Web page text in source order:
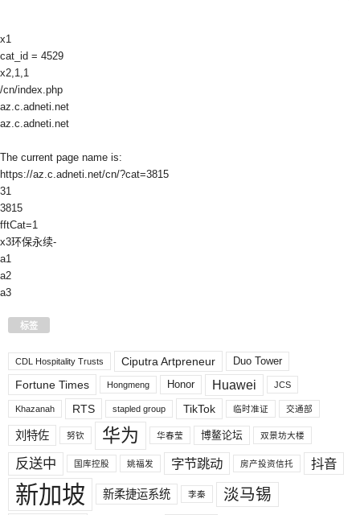
x1
cat_id = 4529
x2,1,1
/cn/index.php
az.c.adneti.net
az.c.adneti.net
The current page name is:
https://az.c.adneti.net/cn/?cat=3815
31
3815
fftCat=1
x3环保永续-
a1
a2
a3
标签
CDL Hospitality Trusts Ciputra Artpreneur Duo Tower
Fortune Times Hongmeng Honor Huawei JCS
Khazanah RTS stapled group TikTok 临时准证 交通部
刘特佐 努钦 华为 华春莹 博鳌论坛 双景坊大楼
反送中 国库控股 姚福发 字节跳动 房产投资信托 抖音
新加坡 新柔捷运系统 李秦 淡马锡